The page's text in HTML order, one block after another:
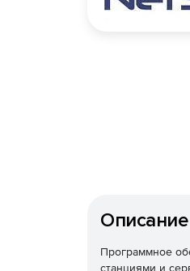
Описание
Программное
станциями и